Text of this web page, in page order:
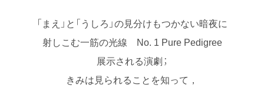
「まえ」と「うしろ」の見分けもつかない暗夜に
射しこむ一筋の光線 No. 1 Pure Pedigree
展示される演劇；
きみは見られることを知って，